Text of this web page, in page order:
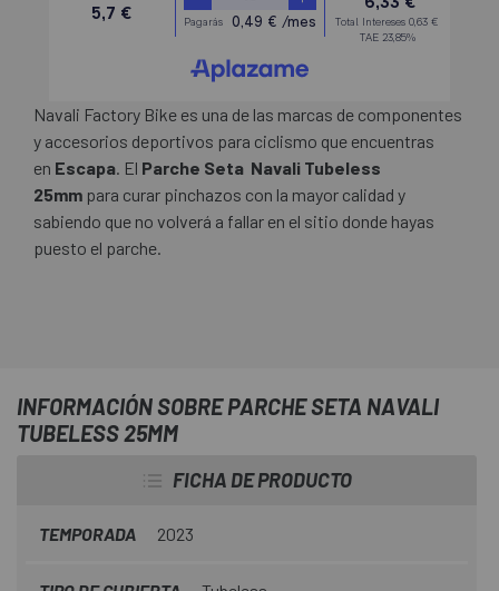
Navali Factory Bike es una de las marcas de componentes
y accesorios deportivos para ciclismo que encuentras
en Escapa. El Parche Seta Navali Tubeless
25mm para curar pinchazos con la mayor calidad y
sabiendo que no volverá a fallar en el sitio donde hayas
puesto el parche.
INFORMACIÓN SOBRE PARCHE SETA NAVALI
TUBELESS 25MM
FICHA DE PRODUCTO
TEMPORADA 2023